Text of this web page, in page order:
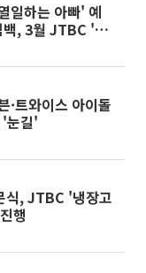
하는 아빠' 예
, 3월 JTBC '스
·트와이스 아이돌
'눈길'
식, JTBC '냉장고
행